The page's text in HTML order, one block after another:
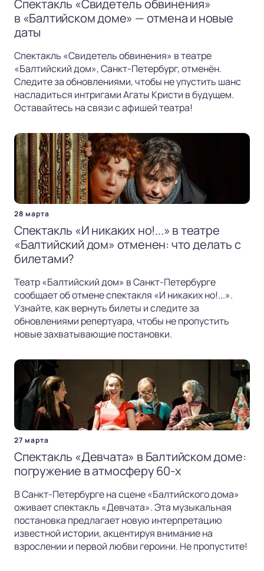
Спектакль «Свидетель обвинения»
в «Балтийском доме» — отмена и новые
даты
Спектакль «Свидетель обвинения» в театре
«Балтийский дом», Санкт-Петербург, отменён.
Следите за обновлениями, чтобы не упустить шанс
насладиться интригами Агаты Кристи в будущем.
Оставайтесь на связи с афишей театра!
28 марта
Спектакль «И никаких но!...» в театре
«Балтийский дом» отменен: что делать с
билетами?
Театр «Балтийский дом» в Санкт-Петербурге
сообщает об отмене спектакля «И никаких но!...».
Узнайте, как вернуть билеты и следите за
обновлениями репертуара, чтобы не пропустить
новые захватывающие постановки.
27 марта
Спектакль «Девчата» в Балтийском доме:
погружение в атмосферу 60-х
В Санкт-Петербурге на сцене «Балтийского дома»
оживает спектакль «Девчата». Эта музыкальная
постановка предлагает новую интерпретацию
известной истории, акцентируя внимание на
взрослении и первой любви героини. Не пропустите!